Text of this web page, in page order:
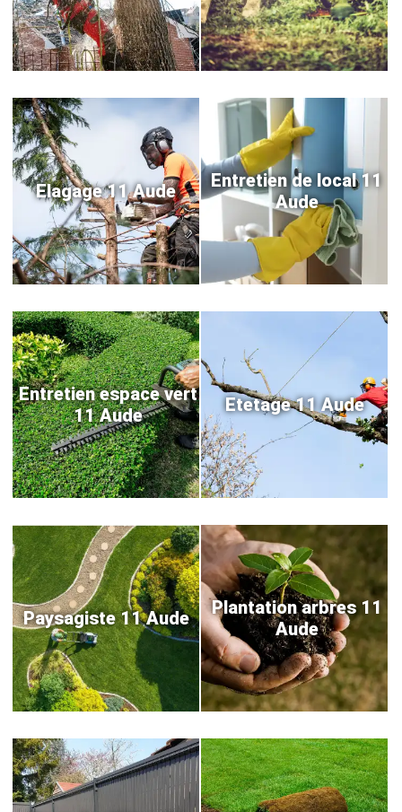
Elagage 11 Aude
Entretien de local 11
Aude
Entretien espace vert
11 Aude
Etetage 11 Aude
Paysagiste 11 Aude
Plantation arbres 11
Aude